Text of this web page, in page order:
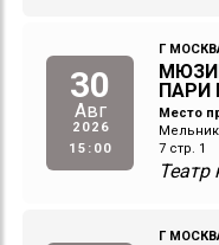
30
Авг
2026
15:00
Г
ПАРИ
Место
7 стр. 1
Г